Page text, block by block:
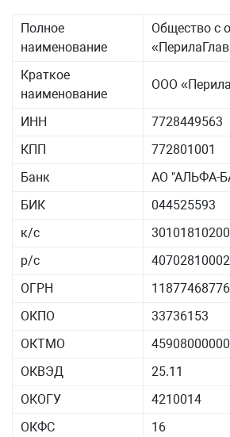
Полное
наименование
Общество с
Краткое
наименование
ООО
ИНН
7728449563
КПП
772801001
Банк
АО "АЛЬФА-
БИК
044525593
к/с
р/с
ОГРН
ОКПО
33736153
ОКТМО
45908000000
ОКВЭД
25.11
ОКОГУ
4210014
ОКФС
16